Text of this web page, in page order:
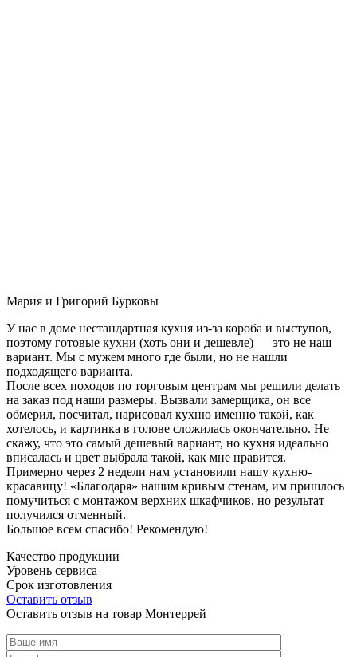
Мария и Григорий Бурковы
У нас в доме нестандартная кухня из-за короба и выступов,
поэтому готовые кухни (хоть они и дешевле) — это не наш
вариант. Мы с мужем много где были, но не нашли
подходящего варианта.
После всех походов по торговым центрам мы решили делать
на заказ под наши размеры. Вызвали замерщика, он все
обмерил, посчитал, нарисовал кухню именно такой, как
хотелось, и картинка в голове сложилась окончательно. Не
скажу, что это самый дешевый вариант, но кухня идеально
вписалась и цвет выбрала такой, как мне нравится.
Примерно через 2 недели нам установили нашу кухню-
красавицу! «Благодаря» нашим кривым стенам, им пришлось
помучиться с монтажом верхних шкафчиков, но результат
получился отменный.
Большое всем спасибо! Рекомендую!
Качество продукции
Уровень сервиса
Срок изготовления
Оставить отзыв
Оставить отзыв на товар Монтеррей